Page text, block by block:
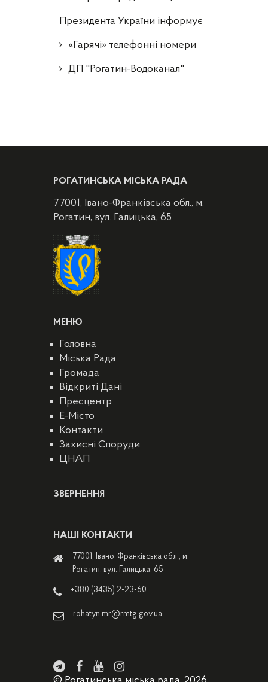
Президента України інформує
«Гарячі» телефонні номери
ДП "Рогатин-Водоканал"
РОГАТИНСЬКА МІСЬКА РАДА
77001, Івано-Франківська обл., м.
Рогатин, вул. Галицька, 65
МЕНЮ
Головна
Міська Рада
Громада
Відкриті Дані
Пресцентр
E-Місто
Контакти
Захисні Споруди
ЦНАП
ЗВЕРНЕННЯ
НАШІ КОНТАКТИ
77001, Івано-Франківська обл., м.
Рогатин, вул. Галицька, 65
+380 (3435) 2-23-60
rohatyn.mr@rmtg.gov.ua